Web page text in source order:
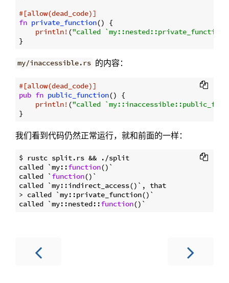
#[allow(dead_code)]
fn private_function() {
println! ("called
my/inaccessible.rs 的内容：
#[allow(dead_code)]
pub fn public_function() {
println! ("called
我们看到代码仍然正常运行，就和前面的一样：
$ rustc split.rs && ./split
called `my::function()`
called ` function()`
called `my::indirect_access()`, that
> called `my::private_function()`
called `my::nested::function